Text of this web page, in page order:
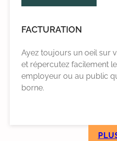
FACTURATION
Ayez toujours un oeil sur
et répercutez facilement
employeur ou au public
borne.